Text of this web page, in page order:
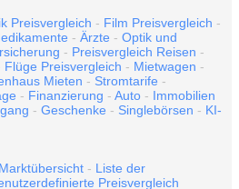
Preisvergleich - Film Preisvergleich -
- Ärzte - Optik und
- Preisvergleich Reisen -
Flüge Preisvergleich - Mietwagen -
Mieten - Stromtarife -
- Finanzierung - Auto - Immobilien
- Geschenke - Singlebörsen - KI-
- Liste der
Preisvergleich